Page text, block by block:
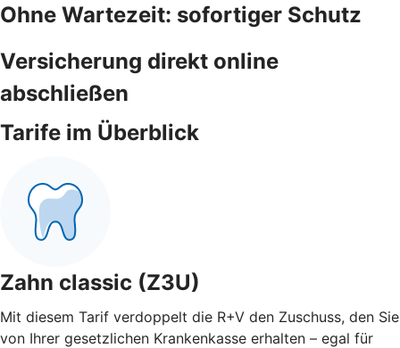
Ohne Wartezeit: sofortiger Schutz
Versicherung direkt online
abschließen
Tarife im Überblick
Zahn classic (Z3U)
Mit diesem Tarif verdoppelt die R+V den Zuschuss, den Sie
von Ihrer gesetzlichen Krankenkasse erhalten – egal für